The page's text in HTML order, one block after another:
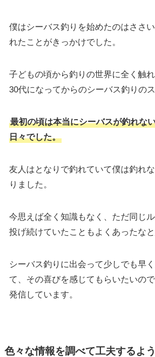
僕はシーバス釣りを始めたのはささ
れたことがきっかけでした。
子どもの頃から釣りの世界に全く触れ
30代になってからのシーバス釣りのス
最初の頃は本当にシーバスが釣れな
日々でした。
友人はとなりで釣れていて僕は釣れ
りました。
今思えば全く知識もなく、ただ同じ
投げ続けていたこともよくあったなと
シーバス釣りに出会って少しでも早
て、その喜びを感じてもらいたいの
発信しています。
色々な情報を調べて工夫するよ